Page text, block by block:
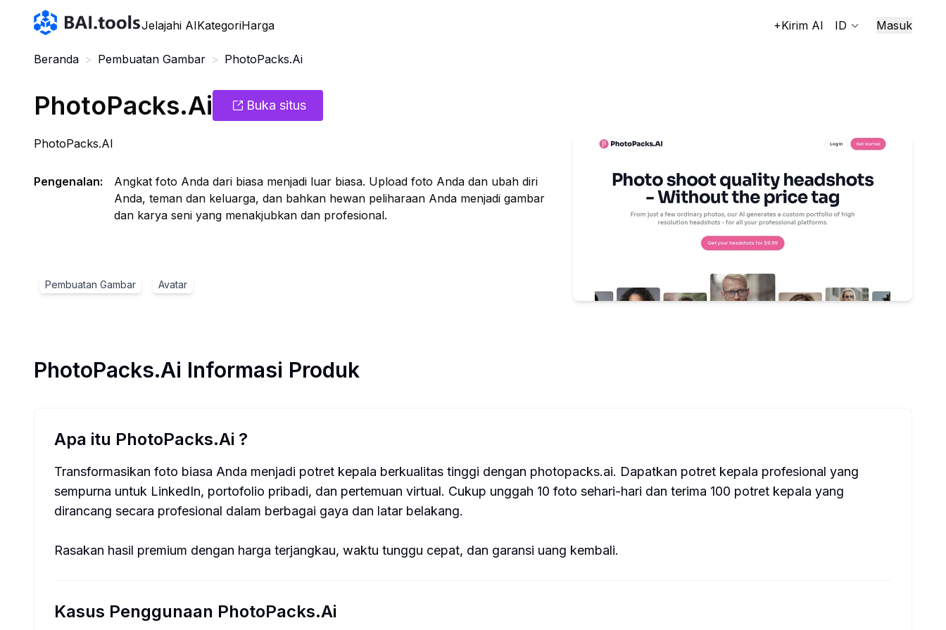
Bai.tools
Jelajahi AIKategoriHarga +Kirim AI ID Masuk
Beranda > Pembuatan Gambar > PhotoPacks.Ai
PhotoPacks.Ai Buka situs
PhotoPacks.AI
Pengenalan:
Angkat foto Anda dari biasa menjadi luar biasa. Upload foto Anda dan ubah diri
Anda, teman dan keluarga, dan bahkan hewan peliharaan Anda menjadi gambar
dan karya seni yang menakjubkan dan profesional.
Pembuatan Gambar Avatar
PhotoPacks.Ai Informasi Produk
Apa itu PhotoPacks.Ai ?
Transformasikan foto biasa Anda menjadi potret kepala berkualitas tinggi dengan photopacks.ai. Dapatkan potret kepala profesional yang
sempurna untuk LinkedIn, portofolio pribadi, dan pertemuan virtual. Cukup unggah 10 foto sehari-hari dan terima 100 potret kepala yang
dirancang secara profesional dalam berbagai gaya dan latar belakang.
Rasakan hasil premium dengan harga terjangkau, waktu tunggu cepat, dan garansi uang kembali.
Kasus Penggunaan PhotoPacks.Ai